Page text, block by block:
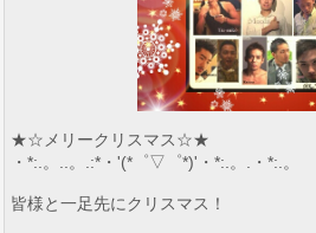
★☆メリークリスマス☆★
・*:.。..。.:*・'(*゜▽゜*)'・*:.。.・*:.。
皆様と一足先にクリスマス！